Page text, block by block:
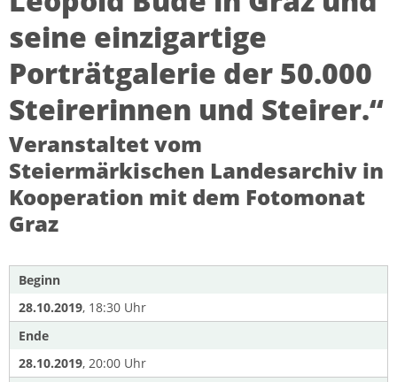
seine einzigartige
Porträtgalerie der 50.000
Steirerinnen und Steirer.“
Veranstaltet vom
Steiermärkischen Landesarchiv in
Kooperation mit dem Fotomonat
Graz
Beginn
28.10.2019, 18:30 Uhr
Ende
28.10.2019, 20:00 Uhr